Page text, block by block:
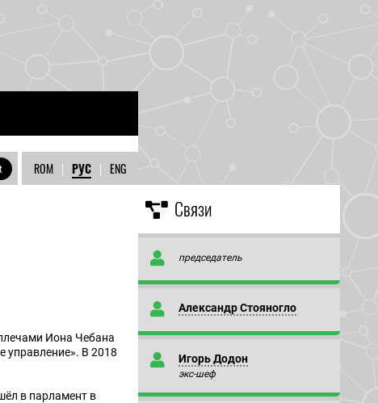
ENG
|
РУС
|
ROM
Иона Чебана
управление». В 2018
в парламент в
Связи
председатель
Александр Стояногло
Игорь Додон
экс-шеф